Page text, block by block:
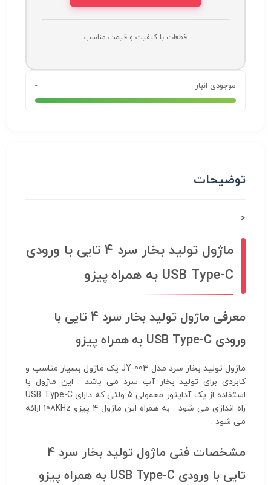
قطعات با کیفیت و قیمت مناسب
موجودی انبار -
توضیحات
<
ماژول تولید بخار سرد 4 تایی با ورودی
USB Type-C به همراه پیزو
معرفی ماژول تولید بخار سرد 4 تایی با
ورودی USB Type-C به همراه پیزو
ماژول تولید بخار سرد مدل JY-003 یک ماژول بسیار مناسب و
کابردی برای تولید بخار آب سرد می باشد . این ماژول با
استفاده از یک آداپتور معمولی 5 ولتی که دارای USB Type-C
راه اندازی می شود . به همراه این ماژول 4 پیزو 108KHz ارائه
می شود .
مشخصات فنی ماژول تولید بخار سرد 4
تایی با ورودی USB Type-C به همراه پیزو